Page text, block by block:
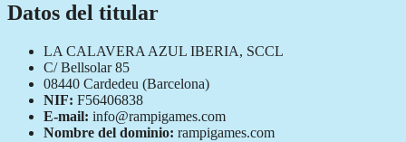
Datos del titular
LA CALAVERA AZUL IBERIA, SCCL
C/ Bellsolar 85
08440 Cardedeu (Barcelona)
NIF: F56406838
E-mail: info@rampigames.com
Nombre del dominio: rampigames.com